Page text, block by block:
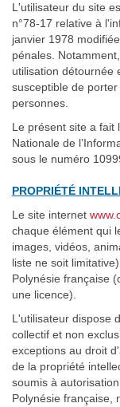
L'utilisateur du site
n°78-17 relative à
janvier 1978
pénales.
utilisation détournée
susceptible de
personnes.
Le présent site a fait
Nationale de
sous le numéro
PROPRIÉTÉ
Le site internet
chaque élément qui
images, vidéos,
liste ne soit
Polynésie française
une licence).
L'utilisateur dispose
collectif et non
exceptions au droit
de la propriété
soumis à
Polynésie française,